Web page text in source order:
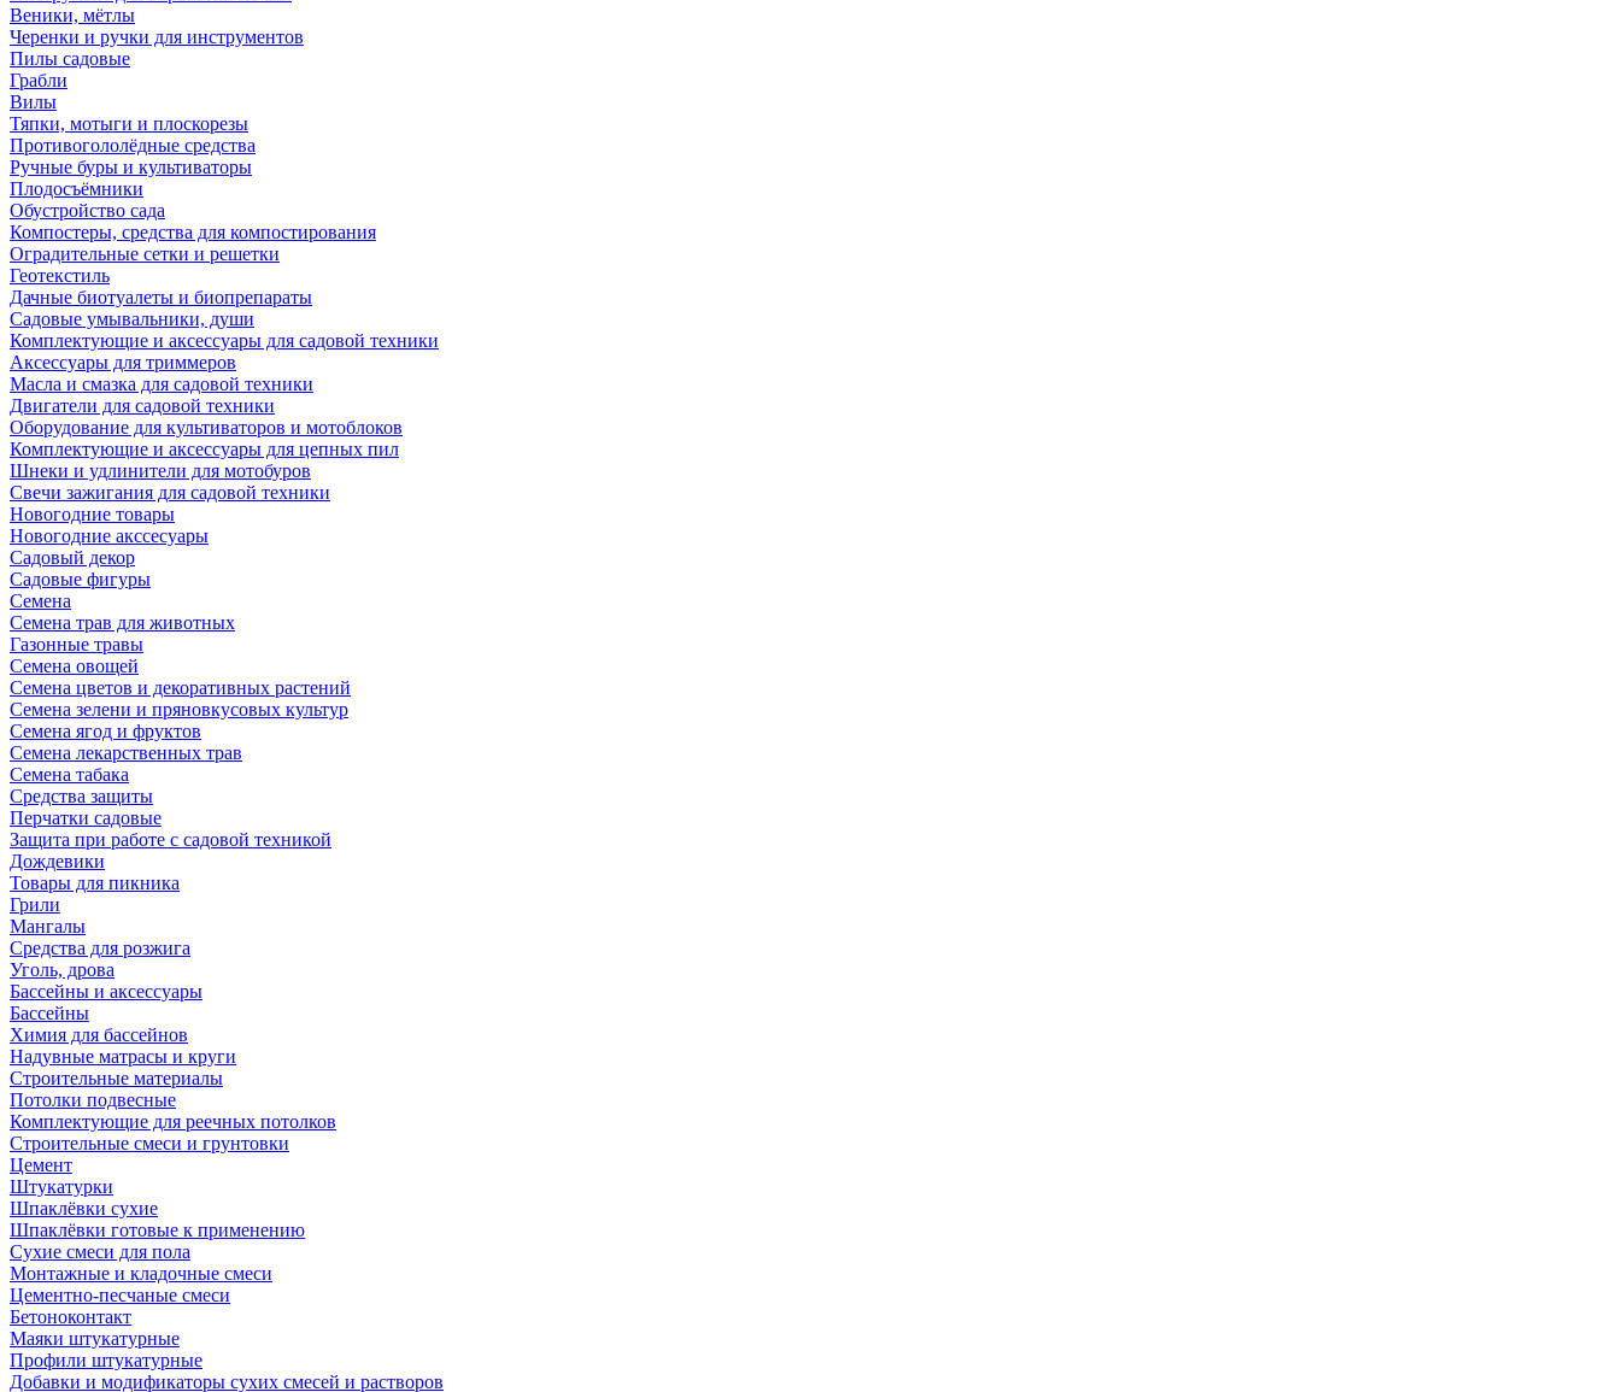
Веники, мётлы
Черенки и ручки для инструментов
Пилы садовые
Грабли
Вилы
Тяпки, мотыги и плоскорезы
Противогололёдные средства
Ручные буры и культиваторы
Плодосъёмники
Обустройство сада
Компостеры, средства для компостирования
Оградительные сетки и решетки
Геотекстиль
Дачные биотуалеты и биопрепараты
Садовые умывальники, души
Комплектующие и аксессуары для садовой техники
Аксессуары для триммеров
Масла и смазка для садовой техники
Двигатели для садовой техники
Оборудование для культиваторов и мотоблоков
Комплектующие и аксессуары для цепных пил
Шнеки и удлинители для мотобуров
Свечи зажигания для садовой техники
Новогодние товары
Новогодние акссесуары
Садовый декор
Садовые фигуры
Семена
Семена трав для животных
Газонные травы
Семена овощей
Семена цветов и декоративных растений
Семена зелени и пряновкусовых культур
Семена ягод и фруктов
Семена лекарственных трав
Семена табака
Средства защиты
Перчатки садовые
Защита при работе с садовой техникой
Дождевики
Товары для пикника
Грили
Мангалы
Средства для розжига
Уголь, дрова
Бассейны и аксессуары
Бассейны
Химия для бассейнов
Надувные матрасы и круги
Строительные материалы
Потолки подвесные
Комплектующие для реечных потолков
Строительные смеси и грунтовки
Цемент
Штукатурки
Шпаклёвки сухие
Шпаклёвки готовые к применению
Сухие смеси для пола
Монтажные и кладочные смеси
Цементно-песчаные смеси
Бетоноконтакт
Маяки штукатурные
Профили штукатурные
Добавки и модификаторы сухих смесей и растворов